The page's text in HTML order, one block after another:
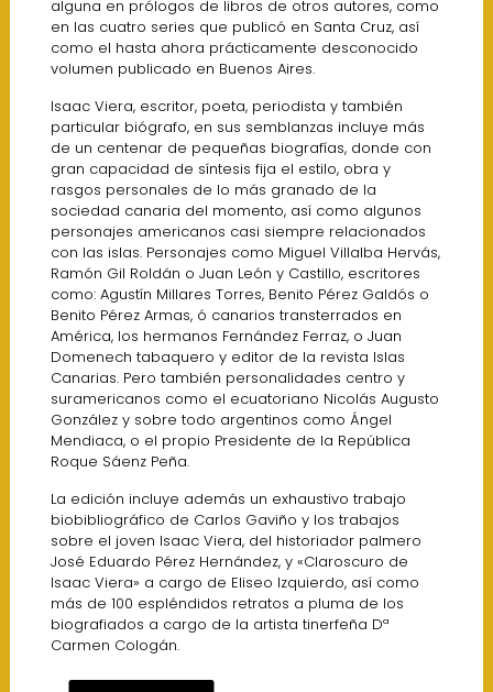
alguna en prólogos de libros de otros autores, como
en las cuatro series que publicó en Santa Cruz, así
como el hasta ahora prácticamente desconocido
volumen publicado en Buenos Aires.
Isaac Viera, escritor, poeta, periodista y también
particular biógrafo, en sus semblanzas incluye más
de un centenar de pequeñas biografías, donde con
gran capacidad de síntesis fija el estilo, obra y
rasgos personales de lo más granado de la
sociedad canaria del momento, así como algunos
personajes americanos casi siempre relacionados
con las islas. Personajes como Miguel Villalba Hervás,
Ramón Gil Roldán o Juan León y Castillo, escritores
como: Agustín Millares Torres, Benito Pérez Galdós o
Benito Pérez Armas, ó canarios transterrados en
América, los hermanos Fernández Ferraz, o Juan
Domenech tabaquero y editor de la revista Islas
Canarias. Pero también personalidades centro y
suramericanos como el ecuatoriano Nicolás Augusto
González y sobre todo argentinos como Ángel
Mendiaca, o el propio Presidente de la República
Roque Sáenz Peña.
La edición incluye además un exhaustivo trabajo
biobibliográfico de Carlos Gaviño y los trabajos
sobre el joven Isaac Viera, del historiador palmero
José Eduardo Pérez Hernández, y «Claroscuro de
Isaac Viera» a cargo de Eliseo Izquierdo, así como
más de 100 espléndidos retratos a pluma de los
biografiados a cargo de la artista tinerfeña Dª
Carmen Cologán.